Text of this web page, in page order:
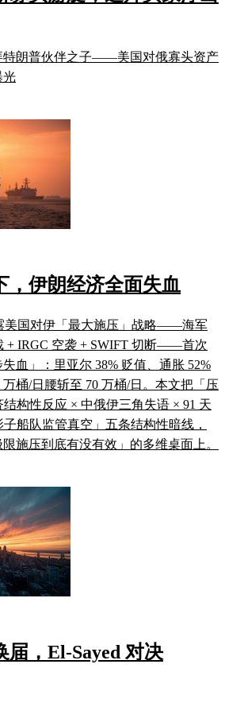
特朗普伙伴之子——美国对俄寡头资产
光
，伊朗经济全面失血
美国对伊「最大施压」战略——海军
+ IRGC 空袭 + SWIFT 切断——首次
血」：里亚尔 38% 贬值、通胀 52%
桶/日腰斩至 70 万桶/日。本文把「压
构性反应 × 中俄伊三角失语 × 91 天
船队监管真空」五条结构性暗线，
施压到底有没有效」的多维桌面上。
届，El-Sayed 对决